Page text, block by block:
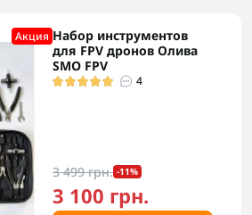
Акция Набор инструментов
для FPV дронов Олива
SMO FPV
4
3 499 грн. -11%
3 100 грн.